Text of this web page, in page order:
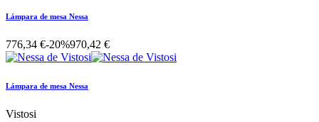
Lámpara de mesa Nessa
776,34 €-20%970,42 €
Lámpara de mesa Nessa
Vistosi